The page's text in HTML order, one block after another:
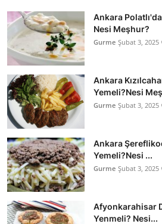
Ankara
Nesi Meşhur?
Gurme Şubat 3, 2025
Ankara
Yemeli?Nesi
Gurme Şubat 3, 2025
Ankara
Yemeli?Nesi ...
Gurme Şubat 3, 2025
Afyonkarahisar
Yenmeli? Nesi...